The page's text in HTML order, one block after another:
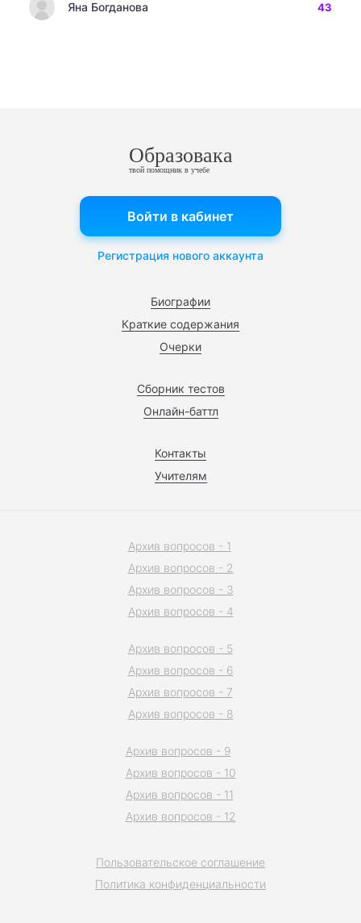
Яна Богданова 43
Образовака
твой помощник в учебе
Биографии
Краткие содержания
Очерки
Сборник тестов
Онлайн-баттл
Контакты
Учителям
Войти в кабинет
Регистрация нового аккаунта
Пользовательское соглашение
Политика конфиденциальности
Архив вопросов - 1
Архив вопросов - 2
Архив вопросов - 3
Архив вопросов - 4
Архив вопросов - 5
Архив вопросов - 6
Архив вопросов - 7
Архив вопросов - 8
Архив вопросов - 9
Архив вопросов - 10
Архив вопросов - 11
Архив вопросов - 12